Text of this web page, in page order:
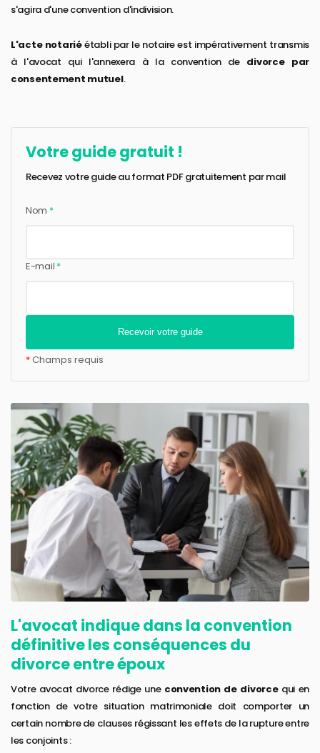
s'agira d'une convention d'indivision.
L'acte notariéétabli par le notaire est impérativement transmis
à l'avocat qui l'annexera à la convention de divorce par
consentement mutuel.
Votre guide gratuit !
Recevez votre guide au format PDF gratuitement par mail
Nom *
E-mail *
*Champs requis
L'avocat indique dans la convention
définitive les conséquences du
divorce entre époux
Votre avocat divorce rédige une convention de divorcequi en
fonction de votre situation matrimoniale doit comporter un
certain nombre de clauses régissant les effets de la rupture entre
les conjoints :